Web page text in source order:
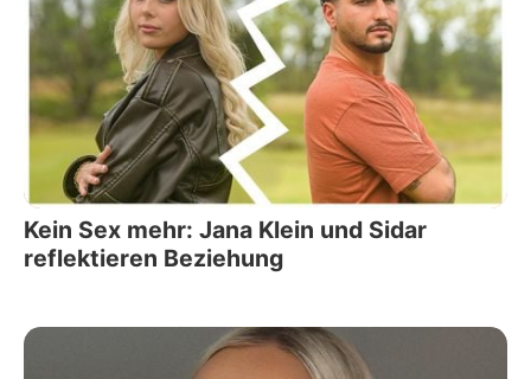
Kein Sex mehr: Jana Klein und Sidar
reflektieren Beziehung